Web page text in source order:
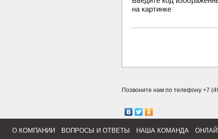
на картинке
Позвоните нам по телефону +7
О КОМПАНИИ ВОПРОСЫ И ОТВЕТЫ НАША КОМАНДА